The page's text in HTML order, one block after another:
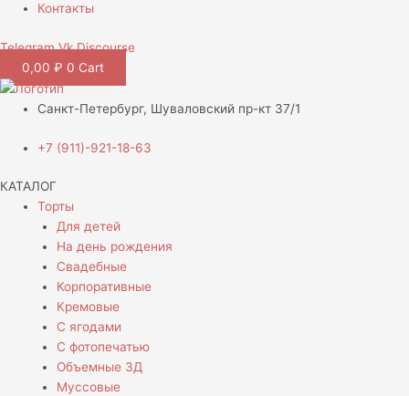
Контакты
Telegram Vk Discourse
0,00 ₽ 0 Cart
Санкт-Петербург, Шуваловский пр-кт 37/1
+7 (911)-921-18-63
КАТАЛОГ
Торты
Для детей
На день рождения
Свадебные
Корпоративные
Кремовые
С ягодами
С фотопечатью
Объемные 3Д
Муссовые